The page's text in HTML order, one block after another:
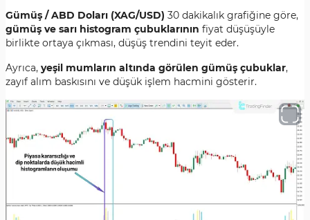
Gümüş / ABD Doları (XAG/USD) 30 dakikalık grafiğine göre,
gümüş ve sarı histogram çubuklarının fiyat düşüşüyle
birlikte ortaya çıkması, düşüş trendini teyit eder.
Ayrıca, yeşil mumların altında görülen gümüş çubuklar,
zayıf alım baskısını ve düşük işlem hacmini gösterir.